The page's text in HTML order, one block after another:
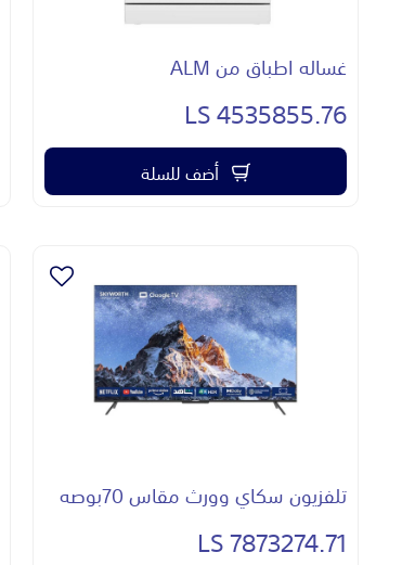
غساله اطباق من ALM
4535855.76 LS
أضف للسلة
تلفزيون سكاي وورث مقاس 70بوصه
7873274.71 LS